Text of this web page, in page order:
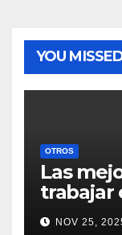
YOU
OTROS
Las
trabajar
centro
NOV 25,